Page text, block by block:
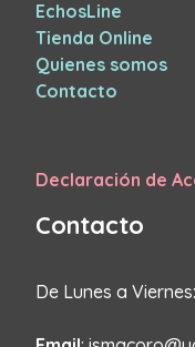
EchosLine
Tienda Online
Quienes somos
Contacto
Declaración de
Contacto
De Lunes a